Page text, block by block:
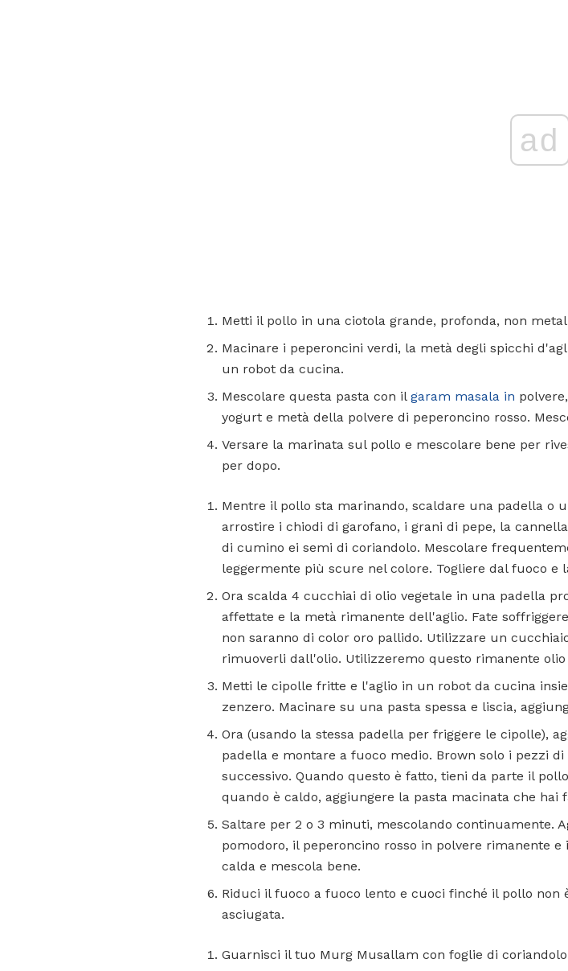
ad
Metti il ​​pollo in una ciotola grande, profonda, non
Macinare i peperoncini verdi, la metà degli spicchi
un robot da cucina.
Mescolare questa pasta con il garam masala in
yogurt e metà della polvere di peperoncino rosso.
Versare la marinata sul pollo e mescolare bene per
per dopo.
Mentre il pollo sta marinando, scaldare una padella o
arrostire i chiodi di garofano, i grani di pepe, la
di cumino ei semi di coriandolo. Mescolare
leggermente più scure nel colore. Togliere dal fuoco e
Ora scalda 4 cucchiai di olio vegetale in una padella
affettate e la metà rimanente dell'aglio. Fate
non saranno di color oro pallido. Utilizzare un
rimuoverli dall'olio. Utilizzeremo questo rimanente
Metti le cipolle fritte e l'aglio in un robot da cucina
zenzero. Macinare su una pasta spessa e liscia,
Ora (usando la stessa padella per friggere le cipolle),
padella e montare a fuoco medio. Brown solo i pezzi
successivo. Quando questo è fatto, tieni da parte il
quando è caldo, aggiungere la pasta macinata che hai
Saltare per 2 o 3 minuti, mescolando continuamente.
pomodoro, il peperoncino rosso in polvere rimanente
calda e mescola bene.
Riduci il fuoco a fuoco lento e cuoci finché il pollo
asciugata.
Guarnisci il tuo Murg Musallam con foglie di